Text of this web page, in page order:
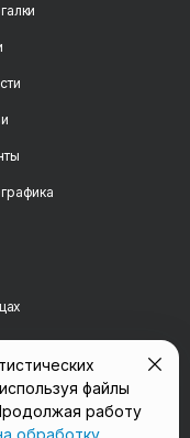
файлы
работу
обработку